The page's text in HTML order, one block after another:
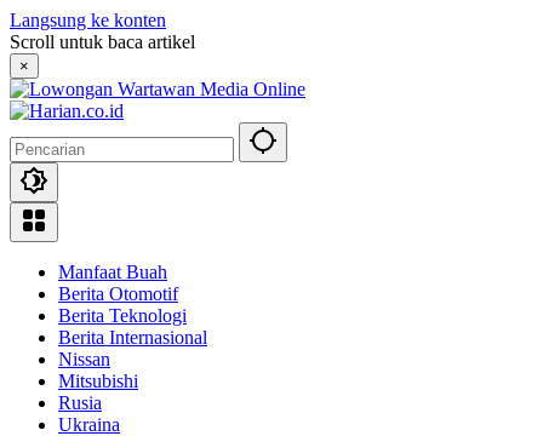
Langsung ke konten
Scroll untuk baca artikel
×
Manfaat Buah
Berita Otomotif
Berita Teknologi
Berita Internasional
Nissan
Mitsubishi
Rusia
Ukraina